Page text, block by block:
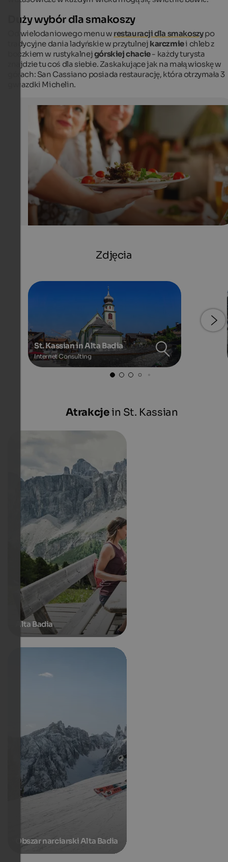
Gourmet restaurants in South Tyrol
Über Michelin-Sternen können sich hier in Südtirol
Restaurants glücklich schätzen.
Internet Consulting
Duży wybór dla smakoszy
Od wielodaniowego menu w restauracji dla smakoszypo
tradycyjne dania ladyńskie w przytulnej karczmiei chleb z
boczkiem w rustykalnejgórskiej chacie- każdy turysta
znajdzie tu coś dla siebie. Zaskakujące jak na małą wioskę w
górach: San Cassiano posiada restaurację, która otrzymała 3
gwiazdki Michelin.
Zdjęcia
St. Kassian in Alta Badia
Internet Consulting
Atrakcjein St. Kassian
Alta Badia
Obszar narciarski Alta Badia